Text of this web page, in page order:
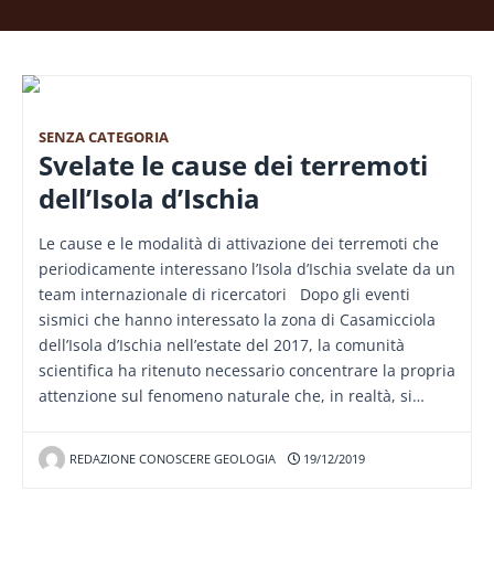
SENZA CATEGORIA
Svelate le cause dei terremoti
dell’Isola d’Ischia
Le cause e le modalità di attivazione dei terremoti che
periodicamente interessano l’Isola d’Ischia svelate da un
team internazionale di ricercatori Dopo gli eventi
sismici che hanno interessato la zona di Casamicciola
dell’Isola d’Ischia nell’estate del 2017, la comunità
scientifica ha ritenuto necessario concentrare la propria
attenzione sul fenomeno naturale che, in realtà, si…
REDAZIONE CONOSCERE GEOLOGIA 19/12/2019